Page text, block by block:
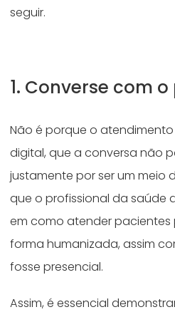
seguir.
1. Converse com
Não é porque o
digital, que a conversa não
justamente por ser um meio
que o profissional da saúde
em como atender pacientes
forma humanizada, assim
fosse presencial.
Assim, é essencial